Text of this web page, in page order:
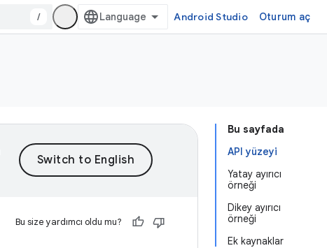
/ Android Studio Oturum aç
Bu sayfada
API yüzeyi
Yatay ayırıcı
örneği
Dikey ayırıcı
örneği
Ek kaynaklar
Bu size yardımcı oldu mu?